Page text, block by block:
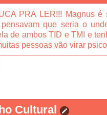
PRA LER!!! Magnus
que seria o
de ambos TID e TMI e
pessoas vão virar
Cultural